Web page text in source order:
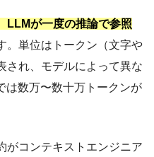
LLMが一度の推論で参照
。単位はトークン（文字や
され、モデルによって異な
は数万〜数十万トークンが
がコンテキストエンジニア